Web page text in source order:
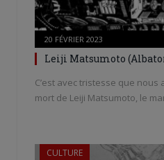
20 FÉVRIER 2023
Leiji Matsumoto
C’est avec tristesse que
mort de Leiji Matsumoto, le
CULTURE